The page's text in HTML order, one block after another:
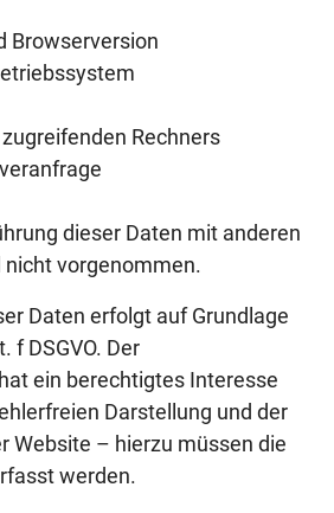
Browserversion
Rechners
dieser Daten mit anderen
vorgenommen.
Daten erfolgt auf Grundlage
f DSGVO. Der
ein berechtigtes Interesse
Darstellung und der
Website – hierzu müssen die
werden.